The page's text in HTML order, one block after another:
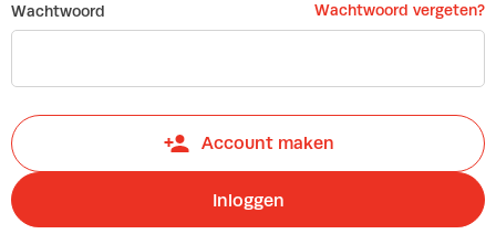
Wachtwoord Wachtwoord vergeten?
Account maken
Inloggen